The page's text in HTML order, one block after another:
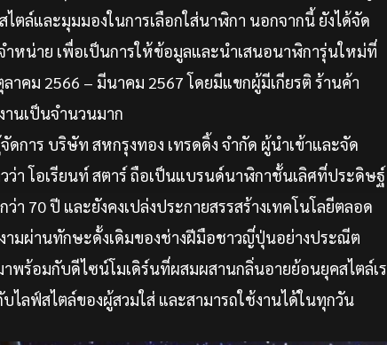
ตล์และมุมมองในการเลือกใส่นาฬิกา นอกจากนี้ ยังได้จัด
หน่าย เพื่อเป็นการให้ข้อมูลและนำเสนอนาฬิการุ่นใหม่ที่
าคม 2566 – มีนาคม 2567 โดยมีแขกผู้มีเกียรติ ร้านค้า
นเป็นจำนวนมาก
การ บริษัท สหกรุงทอง เทรดดิ้ง จำกัด ผู้นำเข้าและจัด
า โอเรียนท์ สตาร์ ถือเป็นแบรนด์นาฬิกาชั้นเลิศที่ประดิษฐ์
70 ปี และยังคงเปล่งประกายสรรสร้างเทคโนโลยีตลอด
มผ่านทักษะดั้งเดิมของช่างฝีมือชาวญี่ปุ่นอย่างประณีต
พร้อมกับดีไซน์โมเดิร์นที่ผสมผสานกลิ่นอายย้อนยุคสไตล์เร
ไลฟ์สไตล์ของผู้สวมใส่ และสามารถใช้งานได้ในทุกวัน